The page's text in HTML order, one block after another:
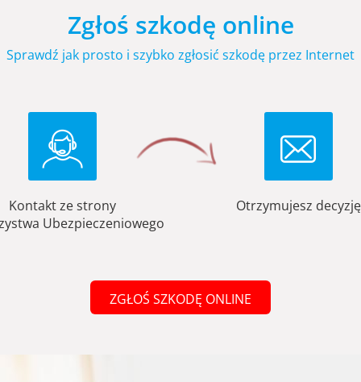
Zgłoś szkodę online
Sprawdź jak prosto i szybko zgłosić szkodę przez Internet
Kontakt ze strony
Ubezpieczeniowego
Otrzymujesz decyzję
ZGŁOŚ SZKODĘ ONLINE